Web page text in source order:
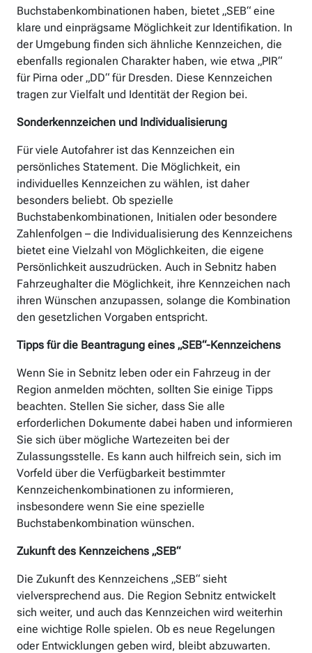
Buchstabenkombinationen haben, bietet „SEB“ eine
klare und einprägsame Möglichkeit zur Identifikation. In
der Umgebung finden sich ähnliche Kennzeichen, die
ebenfalls regionalen Charakter haben, wie etwa „PIR“
für Pirna oder „DD“ für Dresden. Diese Kennzeichen
tragen zur Vielfalt und Identität der Region bei.
Sonderkennzeichen und Individualisierung
Für viele Autofahrer ist das Kennzeichen ein
persönliches Statement. Die Möglichkeit, ein
individuelles Kennzeichen zu wählen, ist daher
besonders beliebt. Ob spezielle
Buchstabenkombinationen, Initialen oder besondere
Zahlenfolgen – die Individualisierung des Kennzeichens
bietet eine Vielzahl von Möglichkeiten, die eigene
Persönlichkeit auszudrücken. Auch in Sebnitz haben
Fahrzeughalter die Möglichkeit, ihre Kennzeichen nach
ihren Wünschen anzupassen, solange die Kombination
den gesetzlichen Vorgaben entspricht.
Tipps für die Beantragung eines „SEB“-Kennzeichens
Wenn Sie in Sebnitz leben oder ein Fahrzeug in der
Region anmelden möchten, sollten Sie einige Tipps
beachten. Stellen Sie sicher, dass Sie alle
erforderlichen Dokumente dabei haben und informieren
Sie sich über mögliche Wartezeiten bei der
Zulassungsstelle. Es kann auch hilfreich sein, sich im
Vorfeld über die Verfügbarkeit bestimmter
Kennzeichenkombinationen zu informieren,
insbesondere wenn Sie eine spezielle
Buchstabenkombination wünschen.
Zukunft des Kennzeichens „SEB“
Die Zukunft des Kennzeichens „SEB“ sieht
vielversprechend aus. Die Region Sebnitz entwickelt
sich weiter, und auch das Kennzeichen wird weiterhin
eine wichtige Rolle spielen. Ob es neue Regelungen
oder Entwicklungen geben wird, bleibt abzuwarten.